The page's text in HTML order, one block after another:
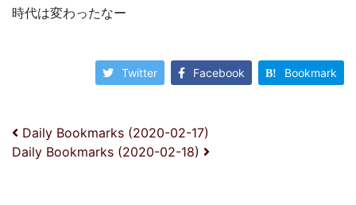
時代は変わったなー
Twitter Facebook Bookmark
投稿ナビゲーション
Daily Bookmarks (2020-02-17)
Daily Bookmarks (2020-02-18)